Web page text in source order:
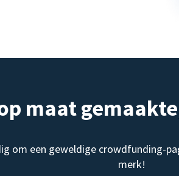
maat
om een geweldige crowdfunding-
merk!